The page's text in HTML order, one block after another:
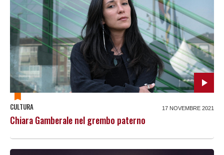
CULTURA 17 NOVEMBRE 2021
Chiara Gamberale nel grembo paterno